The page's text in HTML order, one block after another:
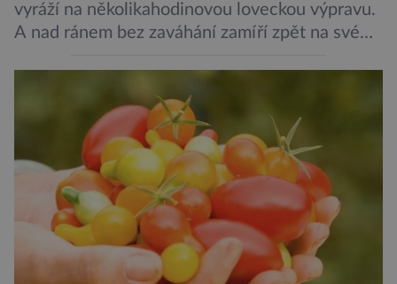
vyráží na několikahodinovou loveckou výpravu.
A nad ránem bez zaváhání zamíří zpět na své
ukazuje, že candát obecný má mnohem lepší
orientační schopnosti, než si biologové dosud
mysleli. Vědci z Biologického centra Akademie
věd ČR sledovali pohyb candátů v jihočeské
nádrži Římov […]